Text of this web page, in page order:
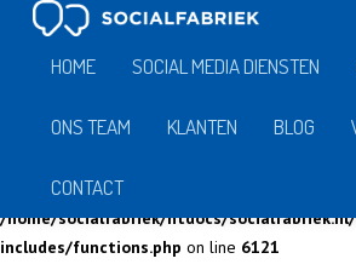
Notice : Function _load_textdomain_just_in_time
Translation loading for thegambit-vc-
or theme running too early. Translations should
(This message was added in version 6.7.0.) in
/home/socialfabriek/htdocs/
includes/functions.php on line 6121
HOME SOCIAL MEDIA DIENSTEN
ONS TEAM KLANTEN BLOG
CONTACT